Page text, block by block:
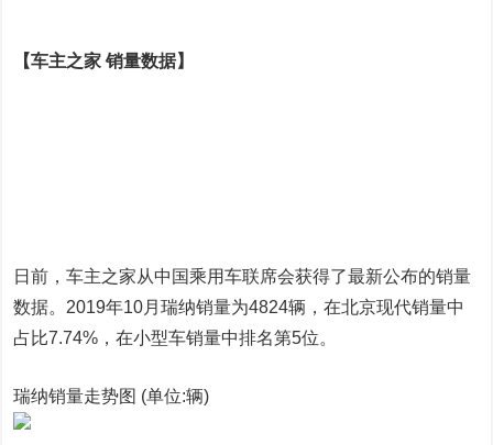
【车主之家 销量数据】
日前，车主之家从中国乘用车联席会获得了最新公布的销量
数据。2019年10月瑞纳销量为4824辆，在北京现代销量中
占比7.74%，在小型车销量中排名第5位。
瑞纳销量走势图 (单位:辆)